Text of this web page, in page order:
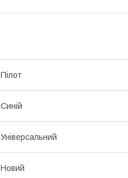
Пілот
Синій
Універсальний
Новий